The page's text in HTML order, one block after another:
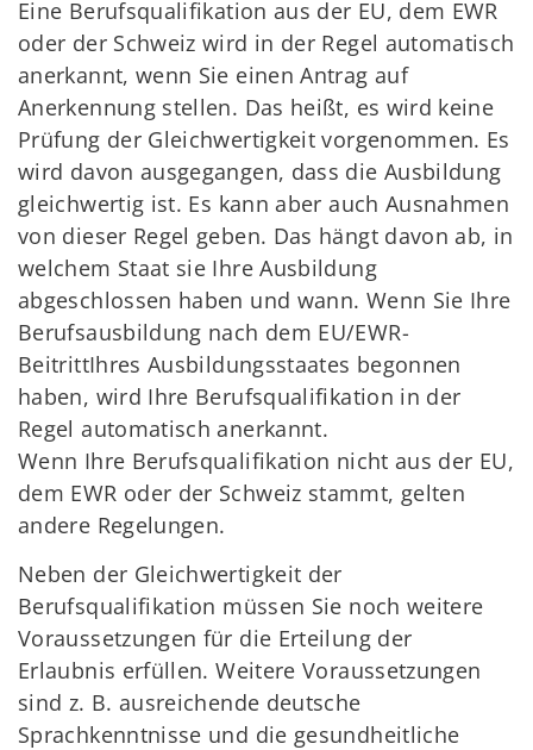
Eine Berufsqualifikation aus der EU, dem EWR
oder der Schweiz wird in der Regel automatisch
anerkannt, wenn Sie einen Antrag auf
Anerkennung stellen. Das heißt, es wird keine
Prüfung der Gleichwertigkeit vorgenommen. Es
wird davon ausgegangen, dass die Ausbildung
gleichwertig ist. Es kann aber auch Ausnahmen
von dieser Regel geben. Das hängt davon ab, in
welchem Staat sie Ihre Ausbildung
abgeschlossen haben und wann. Wenn Sie Ihre
Berufsausbildung nach dem EU/EWR-
BeitrittIhres Ausbildungsstaates begonnen
haben, wird Ihre Berufsqualifikation in der
Regel automatisch anerkannt.
Wenn Ihre Berufsqualifikation nicht aus der EU,
dem EWR oder der Schweiz stammt, gelten
andere Regelungen.
Neben der Gleichwertigkeit der
Berufsqualifikation müssen Sie noch weitere
Voraussetzungen für die Erteilung der
Erlaubnis erfüllen. Weitere Voraussetzungen
sind z. B. ausreichende deutsche
Sprachkenntnisse und die gesundheitliche